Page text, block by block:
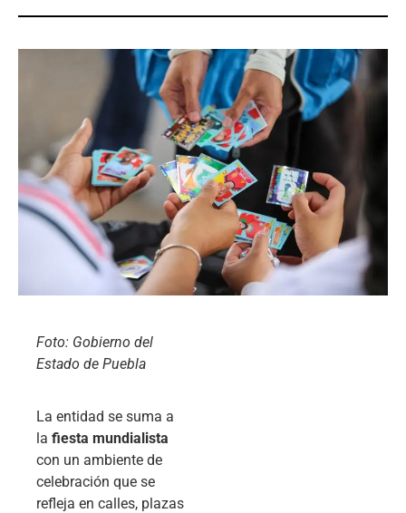
Foto: Gobierno del
Estado de Puebla
La entidad se suma a
la fiesta mundialista
con un ambiente de
celebración que se
refleja en calles, plazas